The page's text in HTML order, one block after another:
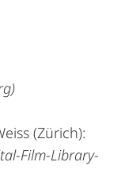
(Zürich):
Film-Library-